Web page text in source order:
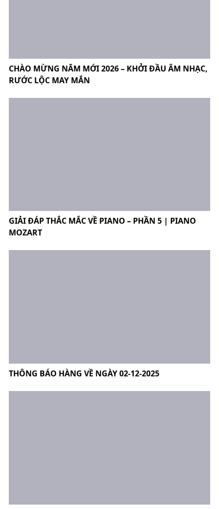
CHÀO MỪNG NĂM MỚI 2026 – KHỞI ĐẦU ÂM NHẠC,
RƯỚC LỘC MAY MẮN
GIẢI ĐÁP THẮC MẮC VỀ PIANO – PHẦN 5 | PIANO
MOZART
THÔNG BÁO HÀNG VỀ NGÀY 02-12-2025